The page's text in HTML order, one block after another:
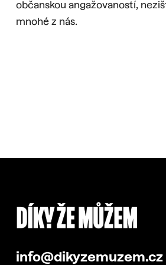
občanskou angažovaností,
mnohé z nás.
info@dikyzemuzem.cz